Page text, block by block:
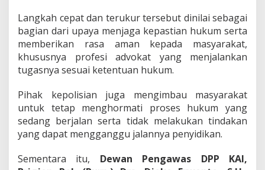
Langkah cepat dan terukur tersebut dinilai sebagai
bagian dari upaya menjaga kepastian hukum serta
memberikan rasa aman kepada masyarakat,
khususnya profesi advokat yang menjalankan
tugasnya sesuai ketentuan hukum.
Pihak kepolisian juga mengimbau masyarakat
untuk tetap menghormati proses hukum yang
sedang berjalan serta tidak melakukan tindakan
yang dapat mengganggu jalannya penyidikan.
Sementara itu, Dewan Pengawas DPP KAI,